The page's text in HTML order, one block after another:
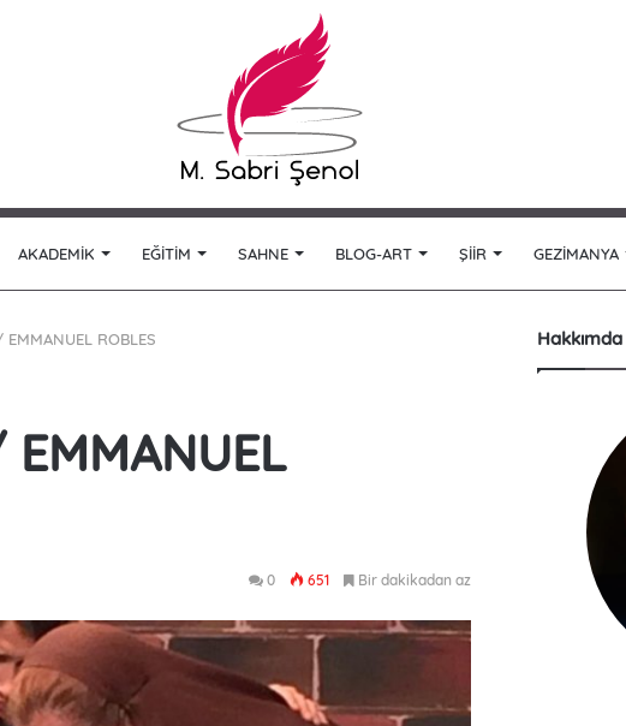
AKADEMIK EĞITIM SAHNE BLOG-ART ŞIIR GEZIMANYA
ROBLES
0 651 Bir dakikadan az
Hakkımda